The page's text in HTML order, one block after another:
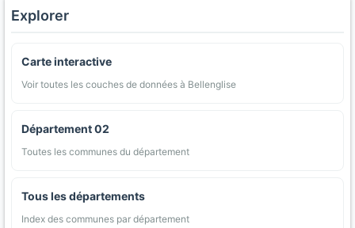
Explorer
Carte interactive
Voir toutes les couches de données à Bellenglise
Département 02
Toutes les communes du département
Tous les départements
Index des communes par département